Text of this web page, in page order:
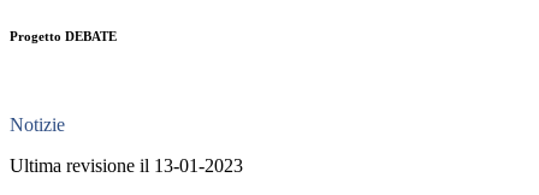
Progetto DEBATE
Notizie
Ultima revisione il 13-01-2023